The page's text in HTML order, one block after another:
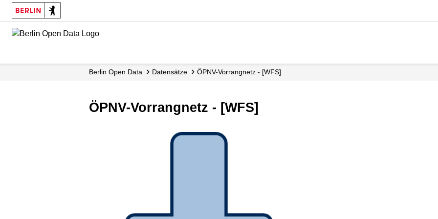
Skip
main
Berlin Open Data Datensätze ÖPNV-Vorrangnetz - [WFS]
ÖPNV-Vorrangnetz - [WFS]